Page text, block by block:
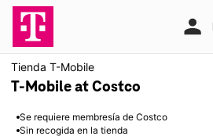
Tienda T-Mobile
T-Mobile at Costco
Se requiere membresía de Costco
Sin recogida en la tienda